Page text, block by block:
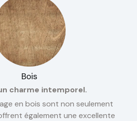
Bois
charme intemporel.
en bois sont non seulement
également une excellente